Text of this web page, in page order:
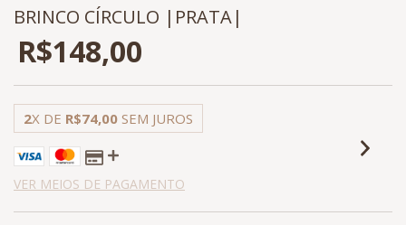
BRINCO CÍRCULO |PRATA|
R$148,00
2X DE R$74,00 SEM JUROS
VER MEIOS DE PAGAMENTO